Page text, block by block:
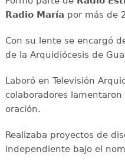
Radio María por más de
Con su lente se encargó
de la Arquidiócesis de
Laboró en Televisión
colaboradores
oración.
Realizaba proyectos de
independiente bajo el